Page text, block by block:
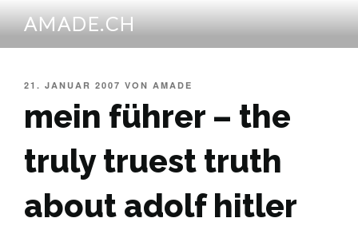
Inhalt
springen
AMADE.CH
VERÖFFENTLICHT
21. JANUAR 2007 VON AMADE
mein führer – the
truly truest truth
about adolf hitler